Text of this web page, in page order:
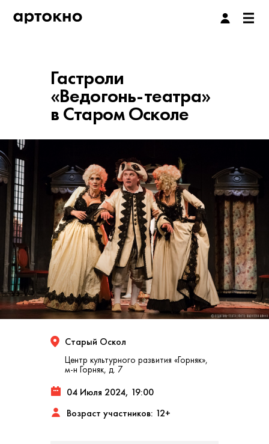
Гастроли
«Ведогонь-театра»
в Старом Осколе
Старый Оскол
Центр культурного развития «Горняк»,
м-н Горняк, д. 7
04 Июля 2024, 19:00
Возраст участников: 12+